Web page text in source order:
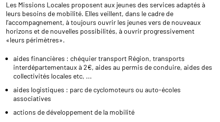
Les Missions Locales proposent aux jeunes des services adaptés à
leurs besoins de mobilité. Elles veillent, dans le cadre de
l’accompagnement, à toujours ouvrir les jeunes vers de nouveaux
horizons et de nouvelles possibilités, à ouvrir progressivement
«leurs périmètres».
aides financières : chéquier transport Région, transports
interdépartementaux à 2€, aides au permis de conduire, aides des
collectivités locales etc, ...
aides logistiques : parc de cyclomoteurs ou auto-écoles
associatives
actions de développement de la mobilité